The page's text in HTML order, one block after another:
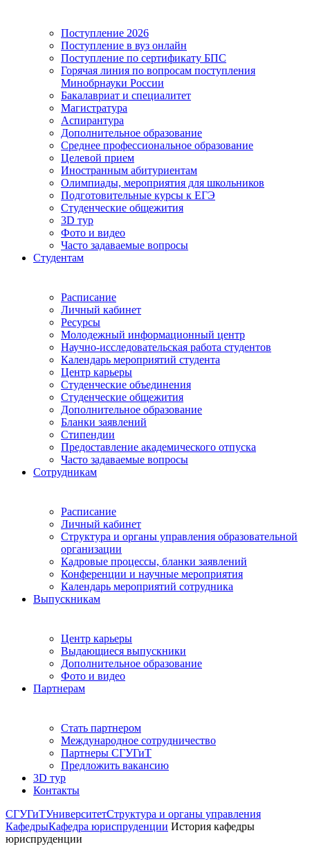
Поступление 2026
Поступление в вуз онлайн
Поступление по сертификату БПС
Горячая линия по вопросам поступления
Минобрнауки России
Бакалавриат и специалитет
Магистратура
Аспирантура
Дополнительное образование
Среднее профессиональное образование
Целевой прием
Иностранным абитуриентам
Олимпиады, мероприятия для школьников
Подготовительные курсы к ЕГЭ
Студенческие общежития
3D тур
Фото и видео
Часто задаваемые вопросы
Студентам
Расписание
Личный кабинет
Ресурсы
Молодежный информационный центр
Научно-исследовательская работа студентов
Календарь мероприятий студента
Центр карьеры
Студенческие объединения
Студенческие общежития
Дополнительное образование
Бланки заявлений
Стипендии
Предоставление академического отпуска
Часто задаваемые вопросы
Сотрудникам
Расписание
Личный кабинет
Структура и органы управления образовательной
организации
Кадровые процессы, бланки заявлений
Конференции и научные мероприятия
Календарь мероприятий сотрудника
Выпускникам
Центр карьеры
Выдающиеся выпускники
Дополнительное образование
Фото и видео
Партнерам
Стать партнером
Международное сотрудничество
Партнеры СГУГиТ
Предложить вакансию
3D тур
Контакты
СГУГиТУниверситетСтруктура и органы управления
КафедрыКафедра юриспруденции История кафедры
юриспруденции